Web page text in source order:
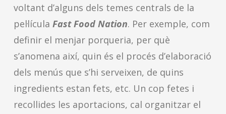
voltant d’alguns dels temes centrals de la
pel·lícula Fast Food Nation. Per exemple, com
definir el menjar porqueria, per què
s’anomena així, quin és el procés d’elaboració
dels menús que s’hi serveixen, de quins
ingredients estan fets, etc. Un cop fetes i
recollides les aportacions, cal organitzar el